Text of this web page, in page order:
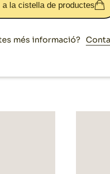
a la cistella de productes
més informació?